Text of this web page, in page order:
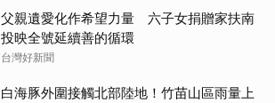
父親遺愛化作希望力量 六子女捐贈家扶南
投映全號延續善的循環
台灣好新聞
白海豚外圍接觸北部陸地！竹苗山區雨量上